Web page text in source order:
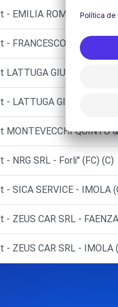
- EMILIA ROMAGNA
FRANCESCONI GROUP
GIULIO SRL
- LATTUGA GIULIO SRL -
MONTEVECCHI QUINTO
NRG SRL - Forli'' (FC) (C)
- SICA SERVICE - IMOLA
ZEUS CAR SRL -
- ZEUS CAR SRL - IMOLA